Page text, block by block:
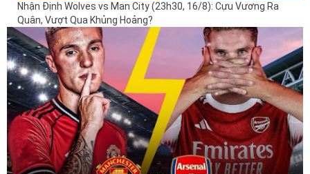
Nhận Định Wolves vs Man City (23h30, 16/8): Cựu Vương Ra
Quân, Vượt Qua Khủng Hoảng?